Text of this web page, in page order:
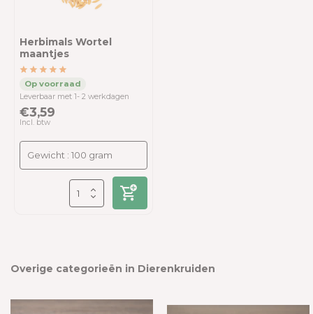
Herbimals Wortel
maantjes
Leverbaar met 1- 2 werkdagen
€3,59
Incl. btw
Overige categorieën in Dierenkruiden